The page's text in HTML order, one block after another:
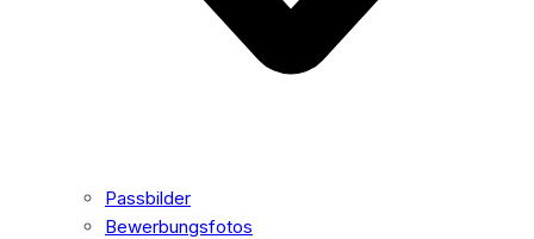
Passbilder
Bewerbungsfotos